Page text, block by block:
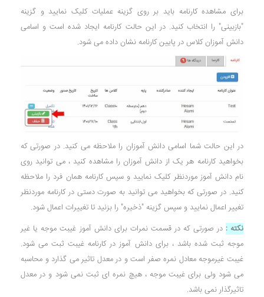
برای مشاهده کارنامه باید بر روی گزینه عملیات کلیک نمایید و گزینه
"بازبینی" را انتخاب کنید. در این حالت کارنامه ایجاد شده است و اسامی
دانش آموزان کلاس در پایین کارنامه نشان داده می شود.
در این حالت شما اسامی دانش آموزان را ملاحظه می کنید. در صورتی که
بخواهید کارنامه هر یک از دانش آموزان را مشاهده کنید ، می توانید روی
نام دانش آموز موردنظر کلیک نمایید و سپس کارنامه همان فرد را ملاحظه
کنید. در صورتی که بخواهید می توانید به صورت دستی در کارنامه موردنظر
تغییر اعمال نمایید و سپس گزینه "ذخیره" را بزنید تا تغییرات اعمال شود.
نکته : در صورتی که در قسمت نمرات برای دانش آموز غیبت موجه یا غیر
موجه ثبت شده باشد ، برای دانش آموز در کارنامه غیبت ثبت می شود.
غیبت غیرموجه معادل نمره صفر است و در معدل تاثیر می گذارد و محاسبه
می شود ولی برای غیبت موجه ، هیچ نمره ای ثبت نمی شود و در معدل
تاثیرگذار نمی باشد.